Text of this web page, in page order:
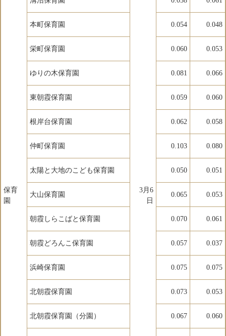
保育
園
3月6
日
本町保育園 0.054 0.048
栄町保育園 0.060 0.053
ゆりの木保育園 0.081 0.066
東朝霞保育園 0.059 0.060
根岸台保育園 0.062 0.058
仲町保育園 0.103 0.080
太陽と大地のこども保育園 0.050 0.051
大山保育園 0.065 0.053
朝霞しらこばと保育園 0.070 0.061
朝霞どろんこ保育園 0.057 0.037
浜崎保育園 0.075 0.075
北朝霞保育園 0.073 0.053
北朝霞保育園（分園） 0.067 0.060